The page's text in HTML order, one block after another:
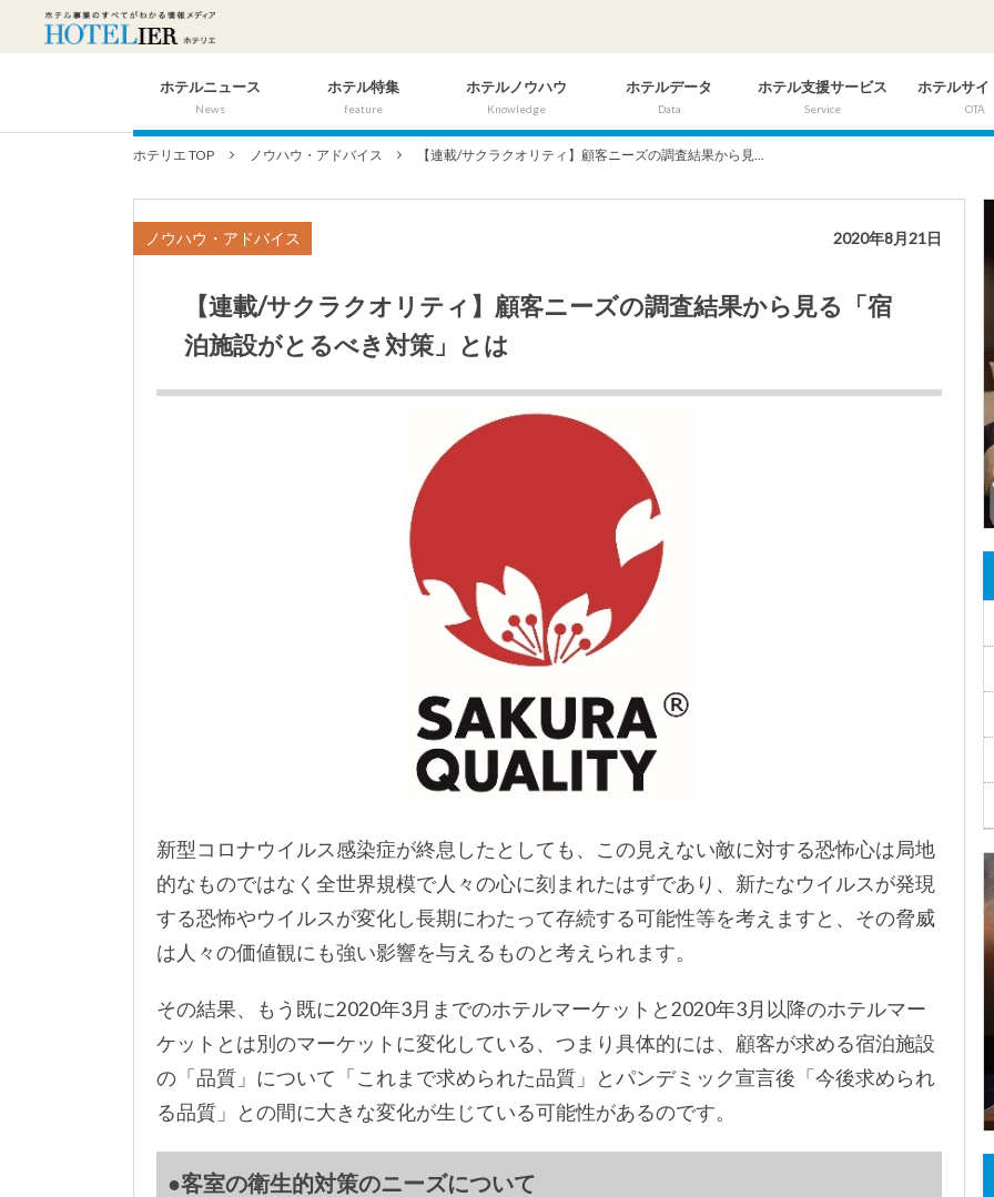
ホテルニュース
News
ホテル特集
feature
ホテルノウハウ
Knowledge
ホテルデータ
Data
ホテル支援サービス
Service
ホテルサイ
OTA
ホテリエ TOP ノウハウ・アドバイス 【連載/サクラクオリティ】顧客ニーズの調査結果から見...
ノウハウ・アドバイス 2020年8月21日
【連載/サクラクオリティ】顧客ニーズの調査結果から見る「宿
泊施設がとるべき対策」とは
新型コロナウイルス感染症が終息したとしても、この見えない敵に対する恐怖心は局地
的なものではなく全世界規模で人々の心に刻まれたはずであり、新たなウイルスが発現
する恐怖やウイルスが変化し長期にわたって存続する可能性等を考えますと、その脅威
は人々の価値観にも強い影響を与えるものと考えられます。
その結果、もう既に2020年3月までのホテルマーケットと2020年3月以降のホテルマー
ケットとは別のマーケットに変化している、つまり具体的には、顧客が求める宿泊施設
の「品質」について「これまで求められた品質」とパンデミック宣言後「今後求められ
る品質」との間に大きな変化が生じている可能性があるのです。
●客室の衛生的対策のニーズについて